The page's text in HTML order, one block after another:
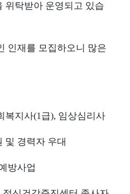
위탁받아 운영되고 있습
인재를 모집하오니 많은
명
복지사(1급), 임상심리사
및 경력자 우대
방사업